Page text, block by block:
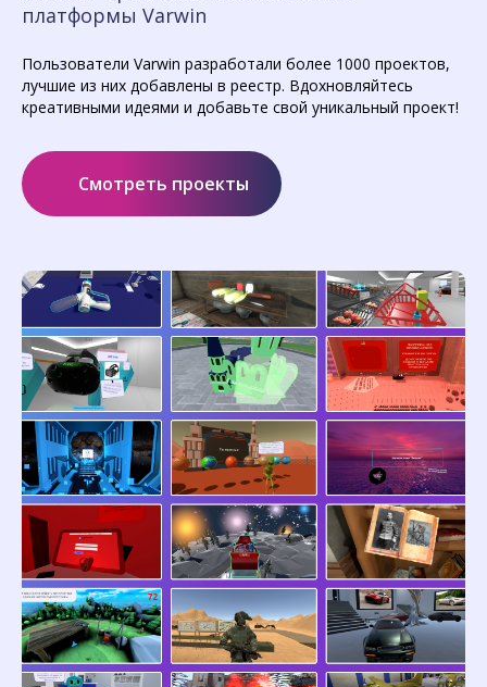
платформы Varwin
Пользователи Varwin разработали более 1000 проектов,
лучшие из них добавлены в реестр. Вдохновляйтесь
креативными идеями и добавьте свой уникальный проект!
Смотреть проекты